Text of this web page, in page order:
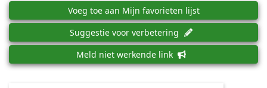
Voeg toe aan Mijn favorieten lijst
Suggestie voor verbetering
Meld niet werkende link